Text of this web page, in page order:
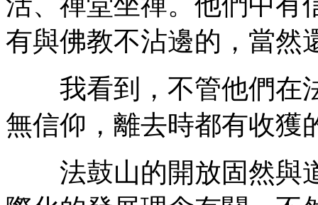
有與佛教不沾邊的，當然
我看到，不管他們在
無信仰，離去時都有收獲
法鼓山的開放固然與